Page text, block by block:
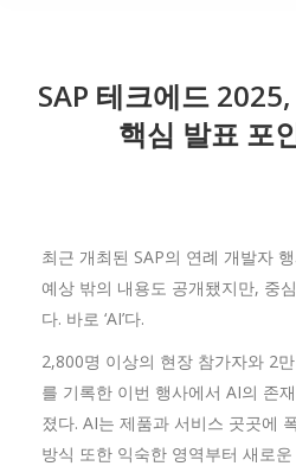
SAP 테크에드 2025,
핵심 발표 포
최근 개최된 SAP의 연례 개발자 행
예상 밖의 내용도 공개됐지만, 중
다. 바로 ‘AI’다.
2,800명 이상의 현장 참가자와 2
를 기록한 이번 행사에서 AI의 존
졌다. AI는 제품과 서비스 곳곳에
방식 또한 익숙한 영역부터 새로